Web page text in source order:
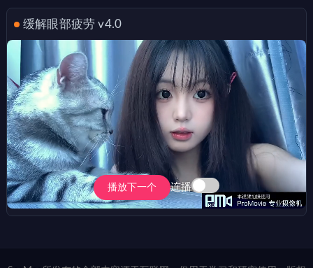
缓解眼部疲劳 v4.0
播放下一个 连播